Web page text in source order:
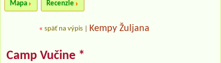
Mapa Recenzie
« späť na výpis Kempy Žuljana
Camp Vučine *